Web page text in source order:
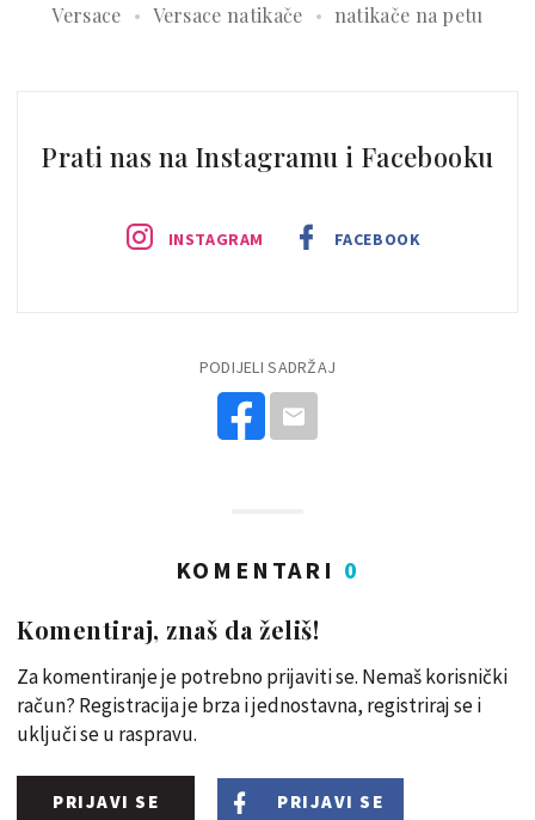
Versace Versace natikače natikače na petu
Prati nas na Instagramu i Facebooku
INSTAGRAM FACEBOOK
PODIJELI SADRŽAJ
KOMENTARI 0
Komentiraj, znaš da želiš!
Za komentiranje je potrebno prijaviti se. Nemaš korisnički
račun? Registracija je brza i jednostavna, registriraj se i
uključi se u raspravu.
PRIJAVI SE PRIJAVI SE